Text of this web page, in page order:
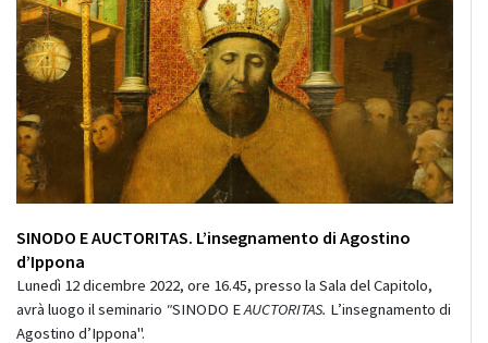
SINODO E AUCTORITAS. L’insegnamento di Agostino
d’Ippona
Lunedì 12 dicembre 2022, ore 16.45, presso la Sala del Capitolo,
avrà luogo il seminario "SINODO EAUCTORITAS. L’insegnamento di
Agostino d’Ippona".